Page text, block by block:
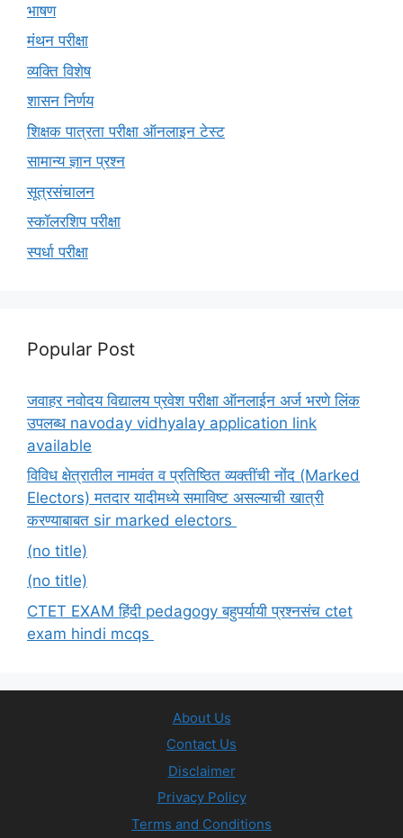
भाषण
मंथन परीक्षा
व्यक्ति विशेष
शासन निर्णय
शिक्षक पात्रता परीक्षा ऑनलाइन टेस्ट
सामान्य ज्ञान प्रश्न
सूत्रसंचालन
स्कॉलरशिप परीक्षा
स्पर्धा परीक्षा
Popular Post
जवाहर नवोदय विद्यालय प्रवेश परीक्षा ऑनलाईन अर्ज भरणे लिंक
उपलब्ध navoday vidhyalay application link
available
विविध क्षेत्रातील नामवंत व प्रतिष्ठित व्यक्तींची नोंद (Marked
Electors) मतदार यादीमध्ये समाविष्ट असल्याची खात्री
करण्याबाबत sir marked electors
(no title)
(no title)
CTET EXAM हिंदी pedagogy बहुपर्यायी प्रश्नसंच ctet
exam hindi mcqs
About Us
Contact Us
Disclaimer
Privacy Policy
Terms and Conditions